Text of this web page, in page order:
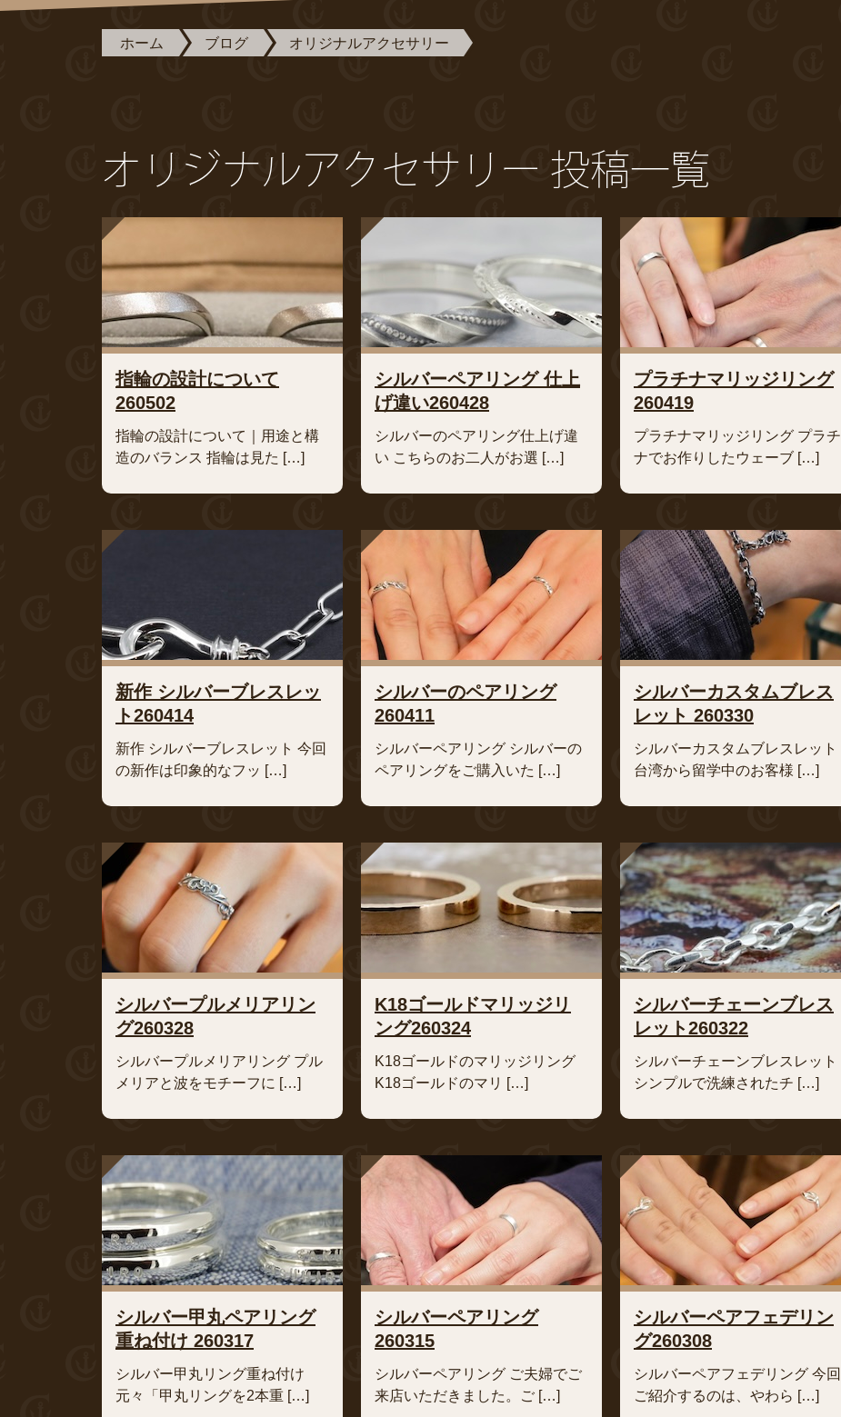
ホーム ブログ オリジナルアクセサリー
オリジナルアクセサリー 投稿一覧
指輪の設計について
260502
指輪の設計について｜用途と構
造のバランス 指輪は見た […]
シルバーペアリング 仕上
げ違い260428
シルバーのペアリング仕上げ違
い こちらのお二人がお選 […]
プラチナマリッジリング
260419
プラチナマリッジリング プラチ
ナでお作りしたウェーブ […]
新作 シルバーブレスレッ
ト260414
新作 シルバーブレスレット 今回
の新作は印象的なフッ […]
シルバーのペアリング
260411
シルバーペアリング シルバーの
ペアリングをご購入いた […]
シルバーカスタムブレス
レット 260330
シルバーカスタムブレスレット
台湾から留学中のお客様 […]
シルバープルメリアリン
グ260328
シルバープルメリアリング プル
メリアと波をモチーフに […]
K18ゴールドマリッジリ
ング260324
K18ゴールドのマリッジリング
K18ゴールドのマリ […]
シルバーチェーンブレス
レット260322
シルバーチェーンブレスレット
シンプルで洗練されたチ […]
シルバー甲丸ペアリング
重ね付け 260317
シルバー甲丸リング重ね付け
元々「甲丸リングを2本重 […]
シルバーペアリング
260315
シルバーペアリング ご夫婦でご
来店いただきました。ご […]
シルバーペアフェデリン
グ260308
シルバーペアフェデリング 今回
ご紹介するのは、やわら […]